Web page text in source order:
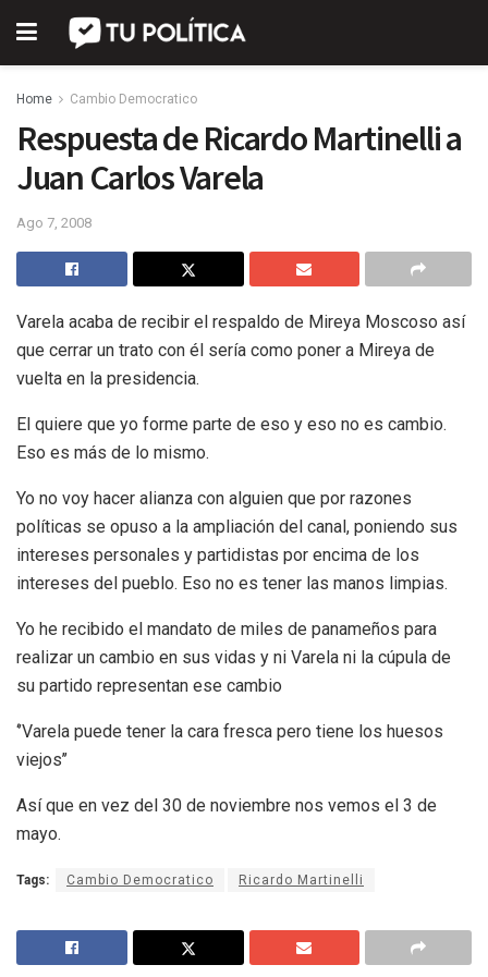
Home Cambio Democratico
Respuesta de Ricardo Martinelli a
Juan Carlos Varela
Ago 7, 2008
Varela acaba de recibir el respaldo de Mireya Moscoso así
que cerrar un trato con él sería como poner a Mireya de
vuelta en la presidencia.
El quiere que yo forme parte de eso y eso no es cambio.
Eso es más de lo mismo.
Yo no voy hacer alianza con alguien que por razones
políticas se opuso a la ampliación del canal, poniendo sus
intereses personales y partidistas por encima de los
intereses del pueblo. Eso no es tener las manos limpias.
Yo he recibido el mandato de miles de panameños para
realizar un cambio en sus vidas y ni Varela ni la cúpula de
su partido representan ese cambio
‘’Varela puede tener la cara fresca pero tiene los huesos
viejos’’
Así que en vez del 30 de noviembre nos vemos el 3 de
mayo.
Tags: Cambio Democratico Ricardo Martinelli